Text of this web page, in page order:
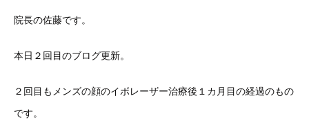
院長の佐藤です。
本日２回目のブログ更新。
２回目もメンズの顔のイボレーザー治療後１カ月目の経過のもの
です。